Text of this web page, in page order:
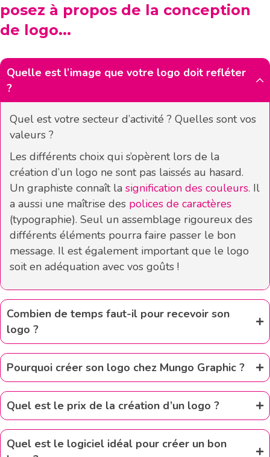
posez à propos de la conception
de logo...
Quelle est l’image que votre logo doit refléter
?
Quel est votre secteur d’activité ? Quelles sont vos
valeurs ?
Les différents choix qui s’opèrent lors de la
création d’un logo ne sont pas laissés au hasard.
Un graphiste connaît la signification des couleurs. Il
a aussi une maîtrise des polices de caractères
(typographie). Seul un assemblage rigoureux des
différents éléments pourra faire passer le bon
message. Il est également important que le logo
soit en adéquation avec vos goûts !
Combien de temps faut-il pour recevoir son
logo ?
Pourquoi créer son logo chez Mungo Graphic ?
Quel est le prix de la création d’un logo ?
Quel est le logiciel idéal pour créer un bon